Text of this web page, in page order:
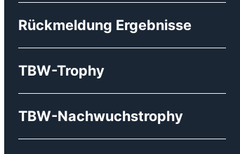
Rückmeldung Ergebnisse
TBW-Trophy
TBW-Nachwuchstrophy